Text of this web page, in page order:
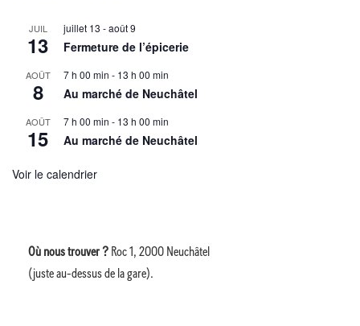
JUIL
13
juillet 13 -août 9
Fermeture de l’épicerie
AOÛT
8
7 h 00 min - 13 h 00 min
Au marché de Neuchâtel
AOÛT
15
7 h 00 min - 13 h 00 min
Au marché de Neuchâtel
Voir le calendrier
Où nous trouver ? Roc 1, 2000 Neuchâtel
(juste au-dessus de la gare).